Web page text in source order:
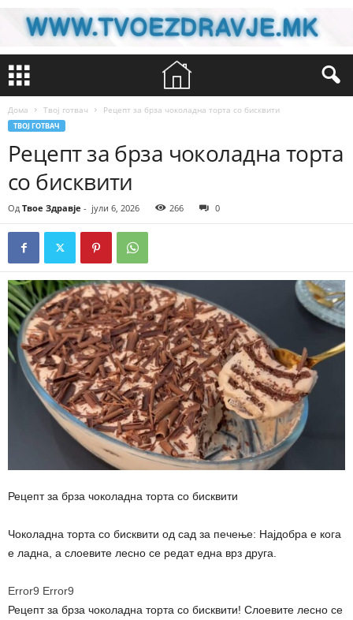
Дома Твој готвач Рецепт за брза чоколадна торта со бисквити
ТВОЈ ГОТВАЧ
Рецепт за брза чоколадна торта
со бисквити
Од Твое Здравје - јули 6, 2026 266 0
Рецепт за брза чоколадна торта со бисквити
Чоколадна торта со бисквити од сад за печење: Најдобра е кога
е ладна, а слоевите лесно се редат една врз друга.
Error9 Error9
Рецепт за брза чоколадна торта со бисквити! Слоевите лесно се